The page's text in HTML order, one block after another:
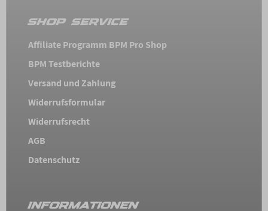
SHOP SERVICE
Affiliate Programm BPM Pro Shop
BPM Testberichte
Versand und Zahlung
Widerrufsformular
Widerrufsrecht
AGB
Datenschutz
INFORMATIONEN